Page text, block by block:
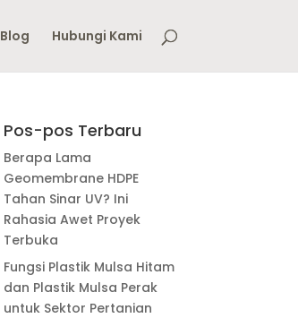
Blog Hubungi Kami
Pos-pos Terbaru
Berapa Lama
Geomembrane HDPE
Tahan Sinar UV? Ini
Rahasia Awet Proyek
Terbuka
Fungsi Plastik Mulsa Hitam
dan Plastik Mulsa Perak
untuk Sektor Pertanian